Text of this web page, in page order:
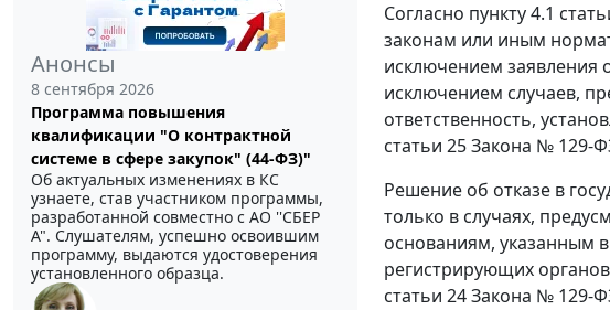
Анонсы
8 сентября 2026
Программа повышения
квалификации "О контрактной
системе в сфере закупок" (44-ФЗ)"
Об актуальных изменениях в КС
узнаете, став участником программы,
разработанной совместно с АО ''СБЕР
А". Слушателям, успешно освоившим
программу, выдаются удостоверения
установленного образца.
Согласно пункту 4.1
законам или иным
исключением заявления
исключением случаев,
ответственность,
статьи 25 Закона № 129-
Решение об отказе в
только в случаях,
основаниям, указанным
регистрирующих
статьи 24 Закона № 129-